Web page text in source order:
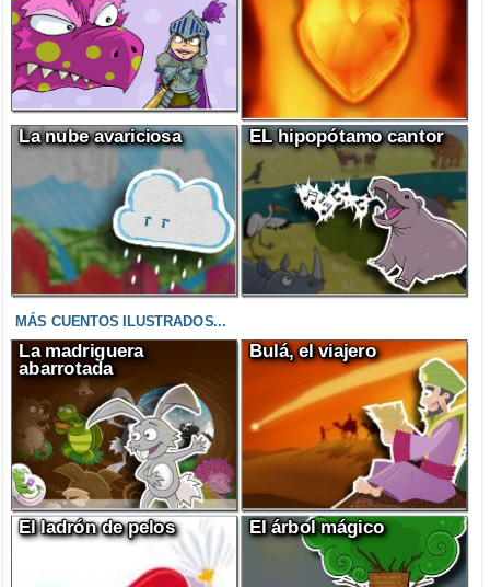
La nube avariciosa EL hipopótamo cantor
MÁS CUENTOS ILUSTRADOS...
La madriguera
abarrotada
Bulá, el viajero
El ladrón de pelos El árbol mágico